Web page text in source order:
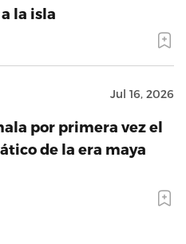
la isla
Jul 16, 2026
por primera vez el
de la era maya